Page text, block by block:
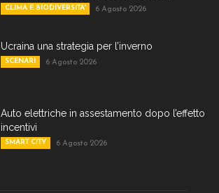
CLIMA E BIODIVERSITA' 6 Agosto 2026
Ucraina una strategia per l’inverno
SCENARI 6 Agosto 2026
Auto elettriche in assestamento dopo l’effetto
incentivi
SMART CITY 6 Agosto 2026